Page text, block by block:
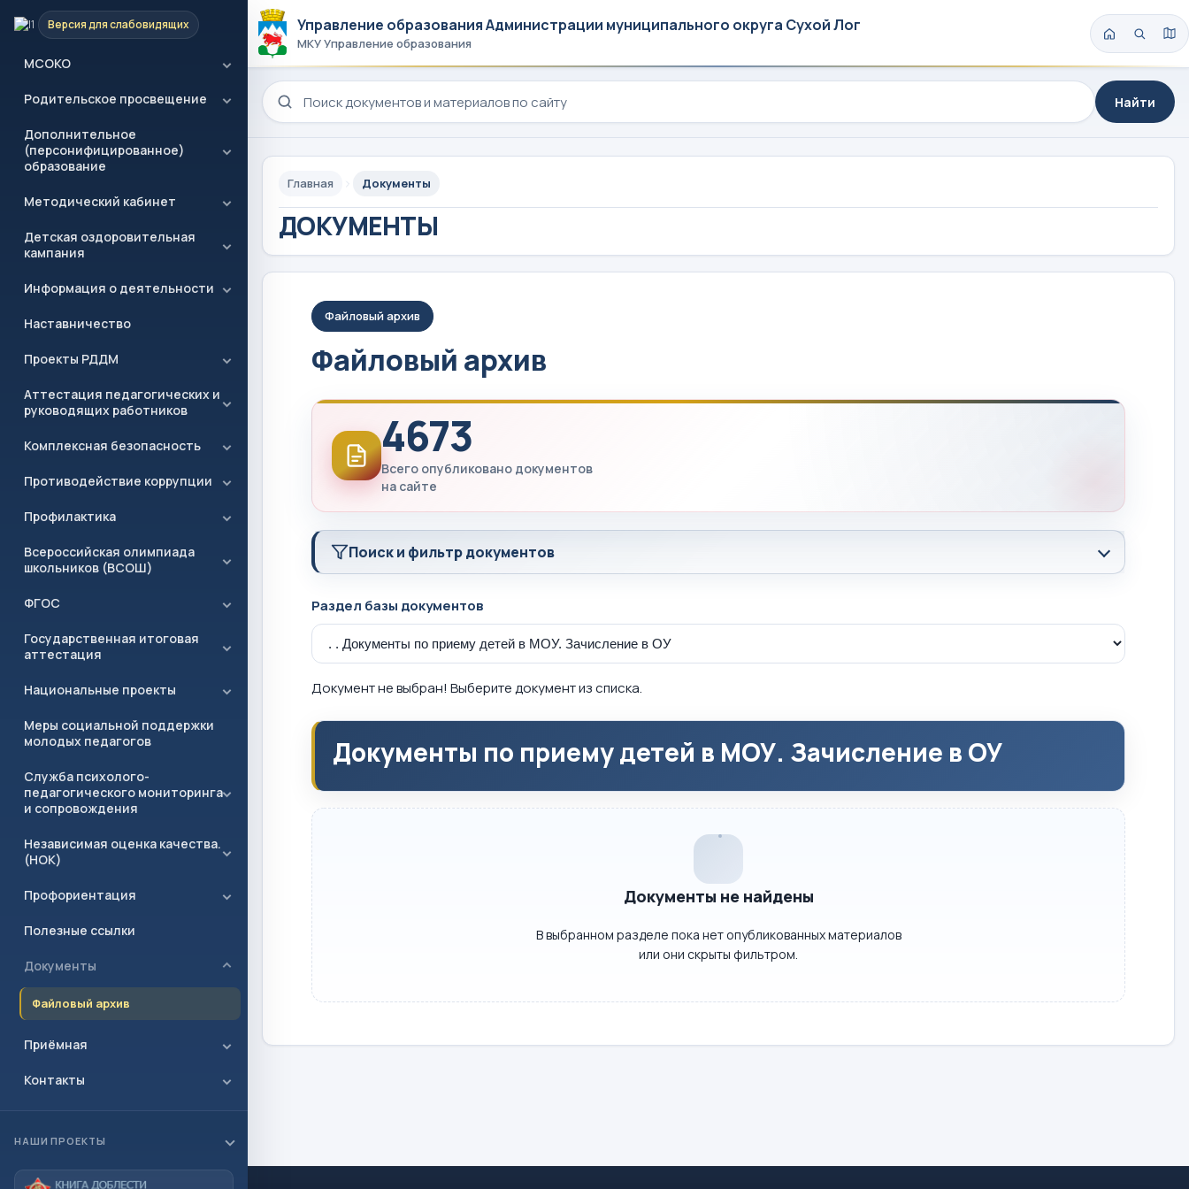
Версия для слабовидящих
Патриотическое воспитание
МСОКО
Родительское просвещение
Дополнительное
(персонифицированное)
образование
Методический кабинет
Детская оздоровительная
кампания
Информация о деятельности
Наставничество
Проекты РДДМ
Аттестация педагогических и
руководящих работников
Комплексная безопасность
Противодействие коррупции
Профилактика
Всероссийская олимпиада
школьников (ВСОШ)
ФГОС
Государственная итоговая
аттестация
Национальные проекты
Меры социальной поддержки
молодых педагогов
Служба психолого-
педагогического мониторинга
и сопровождения
Независимая оценка качества.
(НОК)
Профориентация
Полезные ссылки
Документы
Файловый архив
Приёмная
Контакты
НАШИ ПРОЕКТЫ
Управление образования Администрации муниципального округа Сухой Лог
МКУ Управление образования
Поиск по сайту
Найти
Главная Документы
ДОКУМЕНТЫ
Файловый архив
Файловый архив
4673
Всего опубликовано документов
на сайте
Поиск и фильтр документов
Раздел базы документов
Документ не выбран! Выберите документ из списка.
Документы по приему детей в МОУ. Зачисление в ОУ
Документы не найдены
В выбранном разделе пока нет опубликованных материалов
или они скрыты фильтром.